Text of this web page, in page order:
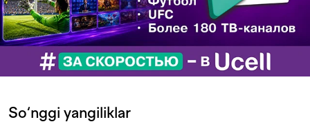
So‘nggi yangiliklar